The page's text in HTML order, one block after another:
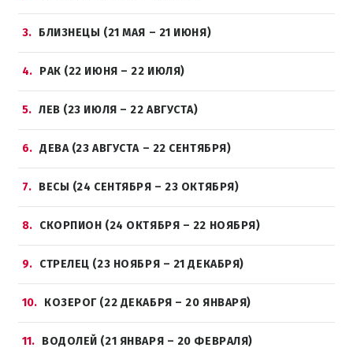
3 БЛИЗНЕЦЫ (21 МАЯ – 21 ИЮНЯ)
4 РАК (22 ИЮНЯ – 22 ИЮЛЯ)
5 ЛЕВ (23 ИЮЛЯ – 22 АВГУСТА)
6 ДЕВА (23 АВГУСТА – 22 СЕНТЯБРЯ)
7 ВЕСЫ (24 СЕНТЯБРЯ – 23 ОКТЯБРЯ)
8 СКОРПИОН (24 ОКТЯБРЯ – 22 НОЯБРЯ)
9 СТРЕЛЕЦ (23 НОЯБРЯ – 21 ДЕКАБРЯ)
10 КОЗЕРОГ (22 ДЕКАБРЯ – 20 ЯНВАРЯ)
11 ВОДОЛЕЙ (21 ЯНВАРЯ – 20 ФЕВРАЛЯ)